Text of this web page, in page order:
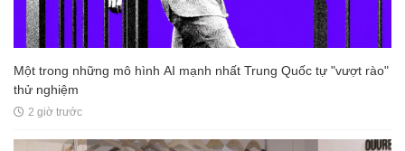
Một trong những mô hình AI mạnh nhất Trung Quốc tự "vượt rào"
thử nghiệm
2 giờ trước